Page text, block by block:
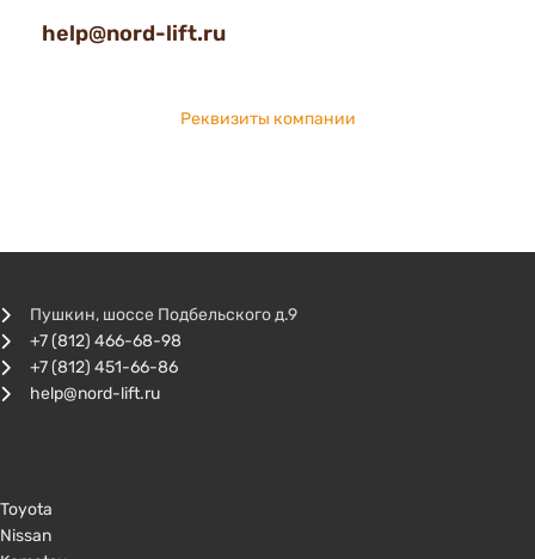
help@nord-lift.ru
Реквизиты компании
Пушкин, шоссе Подбельского д.9
+7 (812) 466-68-98
+7 (812) 451-66-86
help@nord-lift.ru
Toyota
Nissan